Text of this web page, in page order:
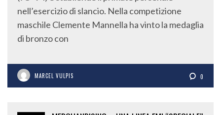
nell’esercizio di slancio. Nella competizione
maschile Clemente Mannella ha vinto la medaglia
di bronzo con
MARCEL VULPIS 0